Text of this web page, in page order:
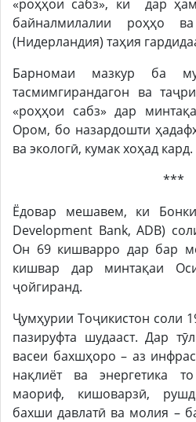
«роҳҳои сабз», ки дар
байналмилалии роҳҳо
(Нидерландия) таҳия
Барномаи мазкур ба
тасмимгирандагон ва
«роҳҳои сабз» дар
Ором, бо назардошти
ва экологӣ, кумак хоҳад кард.
***
Ёдовар мешавем, ки
Development Bank, ADB)
Он 69 кишварро дар бар
кишвар дар минтақаи
ҷойгиранд.
Ҷумҳурии Тоҷикистон соли
пазируфта шудааст. Дар
васеи бахшҳоро – аз
нақлиёт ва энергетика
маориф, кишоварзӣ,
бахши давлатӣ ва молия –